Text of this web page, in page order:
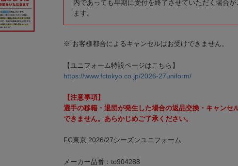
内であっても早期に受付を終了させていただく場合が
ます。
※ お客様都合によるキャンセルはお受けできません。
【ユニフォーム特設ページはこちら】
https://www.fctokyo.co.jp/2026-27uniform/
【注意事項】
選手の移籍・退団が発生した場合の返品交換・キャンセ
できません。あらかじめご了承ください。
FC東京 2026/27シーズンユニフォーム
メーカー品番：to904288